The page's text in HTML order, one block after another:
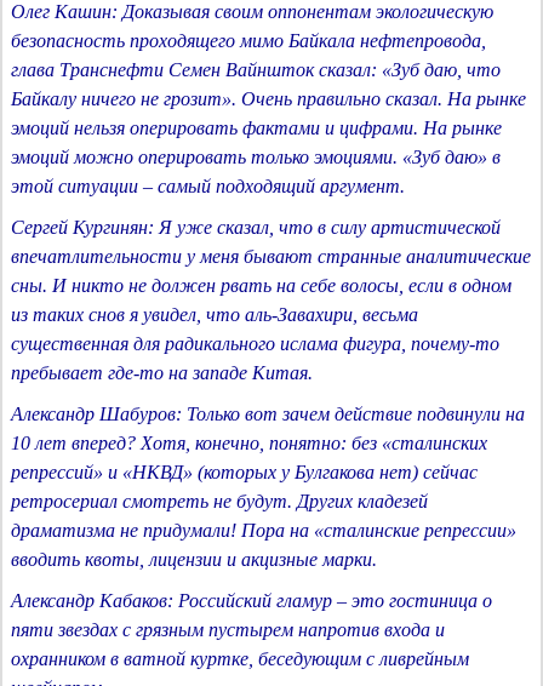
Олег Кашин: Доказывая своим оппонентам экологическую
безопасность проходящего мимо Байкала нефтепровода,
глава Транснефти Семен Вайншток сказал: «Зуб даю, что
Байкалу ничего не грозит». Очень правильно сказал. На рынке
эмоций нельзя оперировать фактами и цифрами. На рынке
эмоций можно оперировать только эмоциями. «Зуб даю» в
этой ситуации – самый подходящий аргумент.
Сергей Кургинян: Я уже сказал, что в силу артистической
впечатлительности у меня бывают странные аналитические
сны. И никто не должен рвать на себе волосы, если в одном
из таких снов я увидел, что аль-Завахири, весьма
существенная для радикального ислама фигура, почему-то
пребывает где-то на западе Китая.
Александр Шабуров: Только вот зачем действие подвинули на
10 лет вперед? Хотя, конечно, понятно: без «сталинских
репрессий» и «НКВД» (которых у Булгакова нет) сейчас
ретросериал смотреть не будут. Других кладезей
драматизма не придумали! Пора на «сталинские репрессии»
вводить квоты, лицензии и акцизные марки.
Александр Кабаков: Российский гламур – это гостиница о
пяти звездах с грязным пустырем напротив входа и
охранником в ватной куртке, беседующим с ливрейным